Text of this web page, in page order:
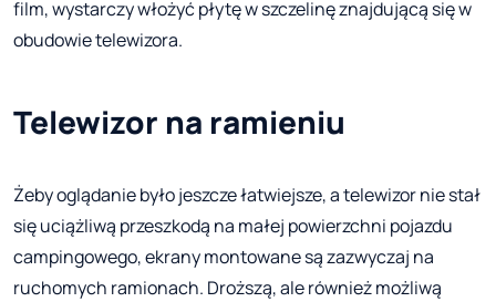
film, wystarczy włożyć płytę w szczelinę znajdującą się w
obudowie telewizora.
Telewizor na ramieniu
Żeby oglądanie było jeszcze łatwiejsze, a telewizor nie stał
się uciążliwą przeszkodą na małej powierzchni pojazdu
campingowego, ekrany montowane są zazwyczaj na
ruchomych ramionach. Droższą, ale również możliwą